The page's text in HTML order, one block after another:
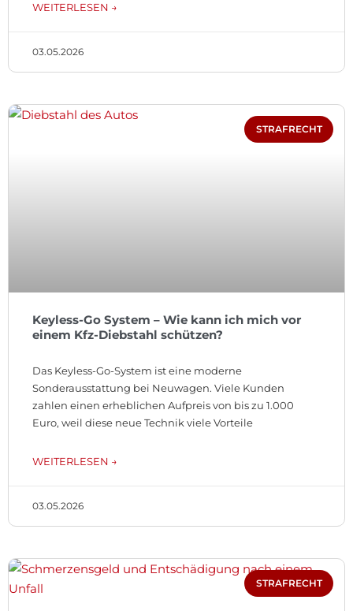
WEITERLESEN →
03.05.2026
STRAFRECHT
Keyless-Go System – Wie kann ich mich vor
einem Kfz-Diebstahl schützen?
Das Keyless-Go-System ist eine moderne
Sonderausstattung bei Neuwagen. Viele Kunden
zahlen einen erheblichen Aufpreis von bis zu 1.000
Euro, weil diese neue Technik viele Vorteile
WEITERLESEN →
03.05.2026
STRAFRECHT